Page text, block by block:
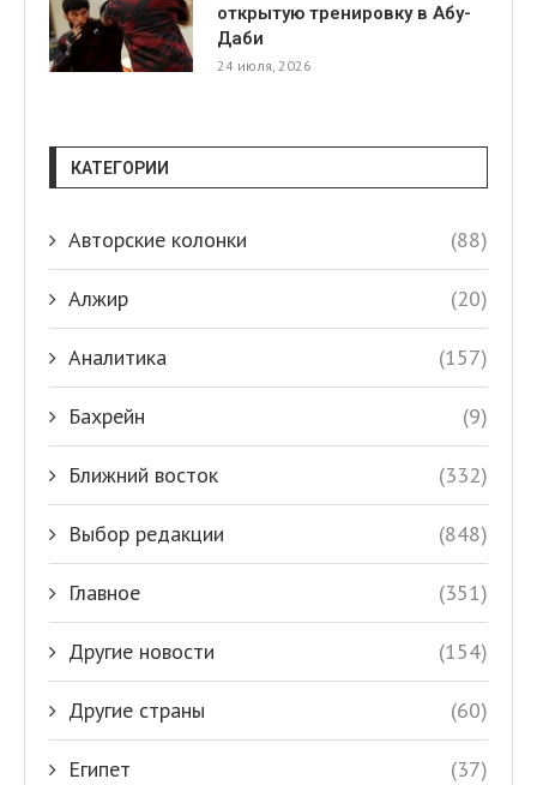
открытую тренировку в Абу-
Даби
24 июля, 2026
КАТЕГОРИИ
Авторские колонки (88)
Алжир (20)
Аналитика (157)
Бахрейн (9)
Ближний восток (332)
Выбор редакции (848)
Главное (351)
Другие новости (154)
Другие страны (60)
Египет (37)